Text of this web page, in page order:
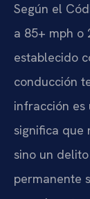
Según el
a 85+ mph o
establecido
conducción
infracción es
significa que
sino un
permanente